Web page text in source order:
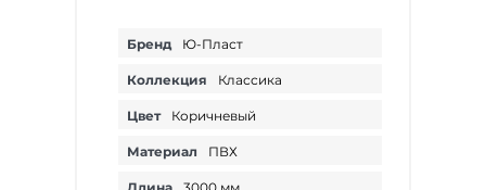
Бренд Ю-Пласт
Коллекция Классика
Цвет Коричневый
Материал ПВХ